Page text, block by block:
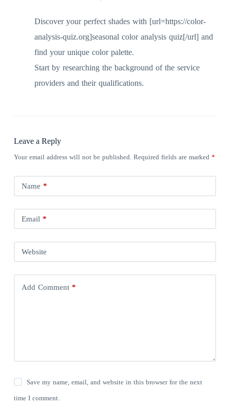
Discover your perfect shades with [url=https://color-
analysis-quiz.org]seasonal color analysis quiz[/url] and
find your unique color palette.
Start by researching the background of the service
providers and their qualifications.
Leave a Reply
Your email address will not be published. Required fields are marked *
Name *
Email*
Website
Add Comment*
Save my name, email, and website in this browser for the next
time I comment.